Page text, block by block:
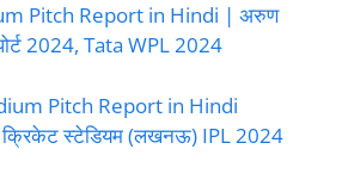
Pitch Report in Hindi | अरुण
2024, Tata WPL 2024
Pitch Report in Hindi
स्टेडियम (लखनऊ) IPL 2024